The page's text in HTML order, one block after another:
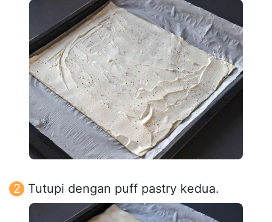
Tutupi dengan puff pastry kedua.